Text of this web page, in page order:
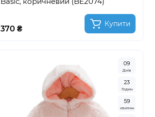
370 ₴
Купити
09
Днів
23
Годин
59
хвилин